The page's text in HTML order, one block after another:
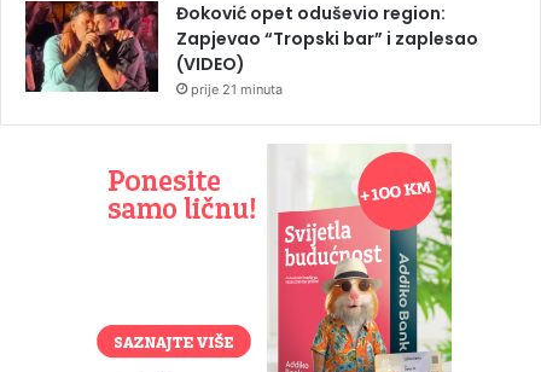
Đoković opet oduševio region:
Zapjevao “Tropski bar” i zaplesao
(VIDEO)
prije 21 minuta